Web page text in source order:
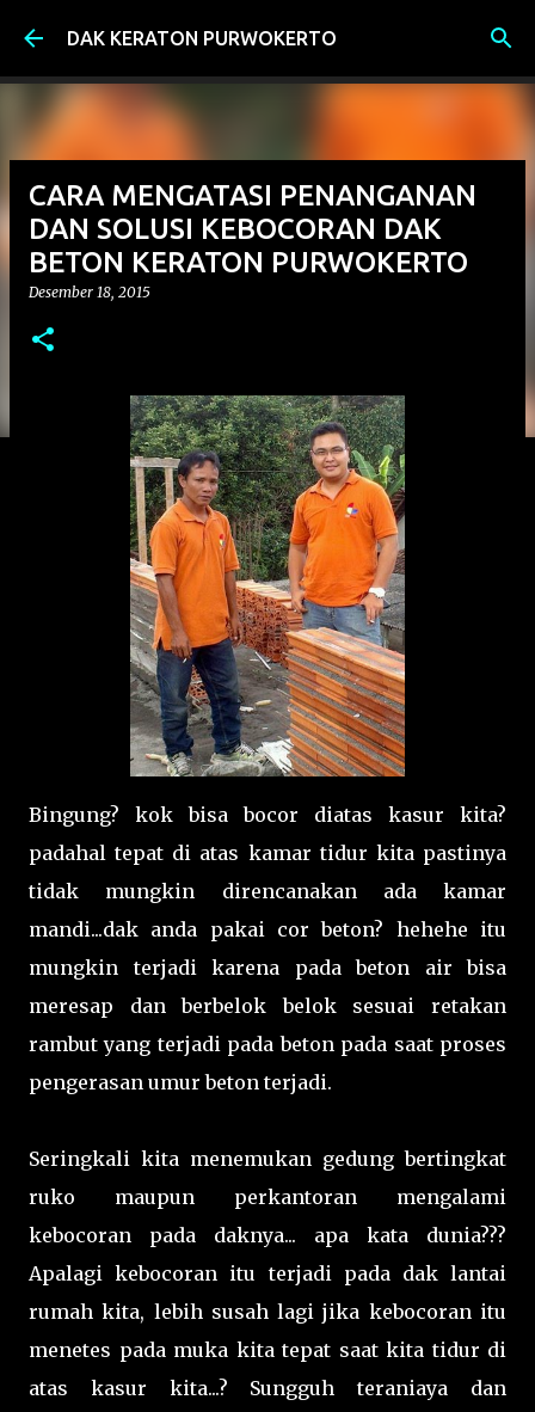
Langsung ke konten utama
DAK KERATON PURWOKERTO
CARA MENGATASI PENANGANAN
DAN SOLUSI KEBOCORAN DAK
BETON KERATON PURWOKERTO
Desember 18, 2015
Bingung? kok bisa bocor diatas kasur kita?
padahal tepat di atas kamar tidur kita pastinya
tidak mungkin direncanakan ada kamar
mandi...dak anda pakai cor beton? hehehe itu
mungkin terjadi karena pada beton air bisa
meresap dan berbelok belok sesuai retakan
rambut yang terjadi pada beton pada saat proses
pengerasan umur beton terjadi.
Seringkali kita menemukan gedung bertingkat
ruko maupun perkantoran mengalami
kebocoran pada daknya... apa kata dunia???
Apalagi kebocoran itu terjadi pada dak lantai
rumah kita, lebih susah lagi jika kebocoran itu
menetes pada muka kita tepat saat kita tidur di
atas kasur kita...? Sungguh teraniaya dan